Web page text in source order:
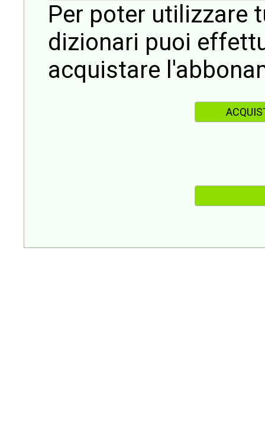
Per poter utilizzare
dizionari puoi
acquistare